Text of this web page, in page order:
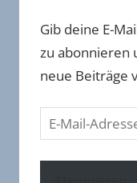
Gib deine E-
zu abonnieren
neue Beiträge
E-
Mail-
Adresse